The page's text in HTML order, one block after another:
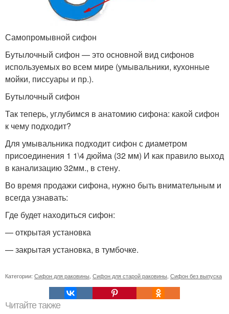
Самопромывной сифон
Бутылочный сифон — это основной вид сифонов
используемых во всем мире (умывальники, кухонные
мойки, писсуары и пр.).
Бутылочный сифон
Так теперь, углубимся в анатомию сифона: какой сифон
к чему подходит?
Для умывальника подходит сифон с диаметром
присоединения 1 1\4 дюйма (32 мм) И как правило выход
в канализацию 32мм., в стену.
Во время продажи сифона, нужно быть внимательным и
всегда узнавать:
Где будет находиться сифон:
— открытая установка
— закрытая установка, в тумбочке.
Категории: Сифон для раковины Сифон для старой раковины Сифон без выпуска
Читайте также